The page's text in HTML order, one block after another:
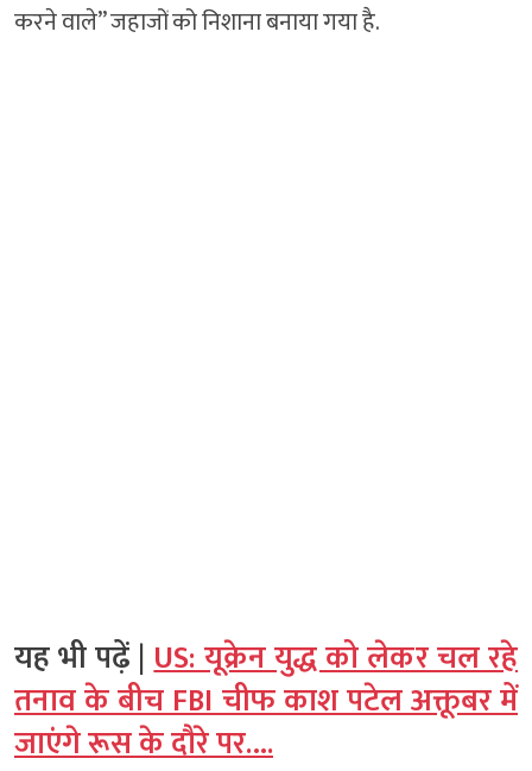
करने वाले” जहाजों को निशाना बनाया गया है.
यह भी पढ़ें |US: यूक्रेन युद्ध को लेकर चल रहे
तनाव के बीच FBI चीफ काश पटेल अक्तूबर में
जाएंगे रूस के दौरे पर….